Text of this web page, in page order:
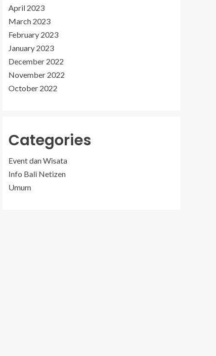
April 2023
March 2023
February 2023
January 2023
December 2022
November 2022
October 2022
Categories
Event dan Wisata
Info Bali Netizen
Umum